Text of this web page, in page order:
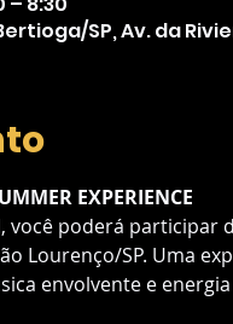
SP, Av. da
EXPERIENCE
você poderá participar
Lourenço/SP. Uma
envolvente e